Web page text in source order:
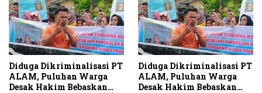
Diduga Dikriminalisasi PT
ALAM, Puluhan Warga
Desak Hakim Bebaskan
Diduga Dikriminalisasi PT
ALAM, Puluhan Warga
Desak Hakim Bebaskan